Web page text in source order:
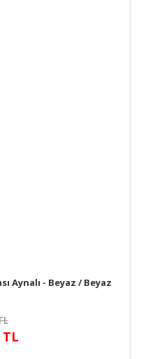
Aynalı - Beyaz / Beyaz
TL